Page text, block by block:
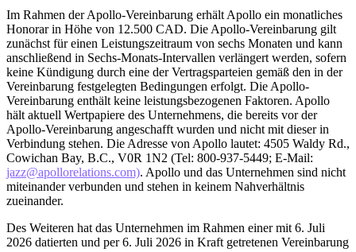
Im Rahmen der Apollo-Vereinbarung erhält Apollo ein monatliches
Honorar in Höhe von 12.500 CAD. Die Apollo-Vereinbarung gilt
zunächst für einen Leistungszeitraum von sechs Monaten und kann
anschließend in Sechs-Monats-Intervallen verlängert werden, sofern
keine Kündigung durch eine der Vertragsparteien gemäß den in der
Vereinbarung festgelegten Bedingungen erfolgt. Die Apollo-
Vereinbarung enthält keine leistungsbezogenen Faktoren. Apollo
hält aktuell Wertpapiere des Unternehmens, die bereits vor der
Apollo-Vereinbarung angeschafft wurden und nicht mit dieser in
Verbindung stehen. Die Adresse von Apollo lautet: 4505 Waldy Rd.,
Cowichan Bay, B.C., V0R 1N2 (Tel: 800-937-5449; E-Mail:
jazz@apollorelations.com). Apollo und das Unternehmen sind nicht
miteinander verbunden und stehen in keinem Nahverhältnis
zueinander.
Des Weiteren hat das Unternehmen im Rahmen einer mit 6. Juli
2026 datierten und per 6. Juli 2026 in Kraft getretenen Vereinbarung